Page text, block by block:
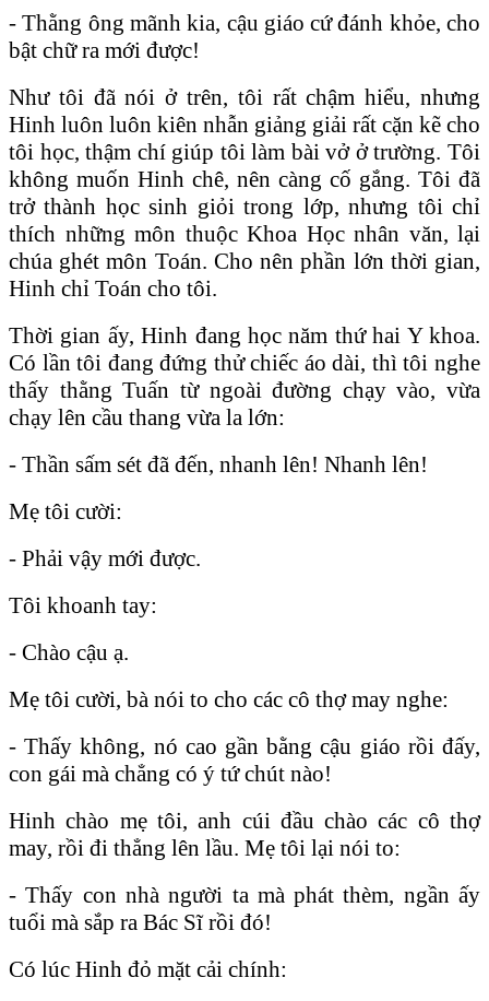
- Thằng ông mãnh kia, cậu giáo cứ đánh khỏe, cho
bật chữ ra mới được!
Như tôi đã nói ở trên, tôi rất chậm hiểu, nhưng
Hinh luôn luôn kiên nhẫn giảng giải rất cặn kẽ cho
tôi học, thậm chí giúp tôi làm bài vở ở trường. Tôi
không muốn Hinh chê, nên càng cố gắng. Tôi đã
trở thành học sinh giỏi trong lớp, nhưng tôi chỉ
thích những môn thuộc Khoa Học nhân văn, lại
chúa ghét môn Toán. Cho nên phần lớn thời gian,
Hinh chỉ Toán cho tôi.
Thời gian ấy, Hinh đang học năm thứ hai Y khoa.
Có lần tôi đang đứng thử chiếc áo dài, thì tôi nghe
thấy thằng Tuấn từ ngoài đường chạy vào, vừa
chạy lên cầu thang vừa la lớn:
- Thần sấm sét đã đến, nhanh lên! Nhanh lên!
Mẹ tôi cười:
- Phải vậy mới được.
Tôi khoanh tay:
- Chào cậu ạ.
Mẹ tôi cười, bà nói to cho các cô thợ may nghe:
- Thấy không, nó cao gần bằng cậu giáo rồi đấy,
con gái mà chẳng có ý tứ chút nào!
Hinh chào mẹ tôi, anh cúi đầu chào các cô thợ
may, rồi đi thẳng lên lầu. Mẹ tôi lại nói to:
- Thấy con nhà người ta mà phát thèm, ngần ấy
tuổi mà sắp ra Bác Sĩ rồi đó!
Có lúc Hinh đỏ mặt cải chính: